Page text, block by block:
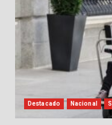
Destacado Nacional